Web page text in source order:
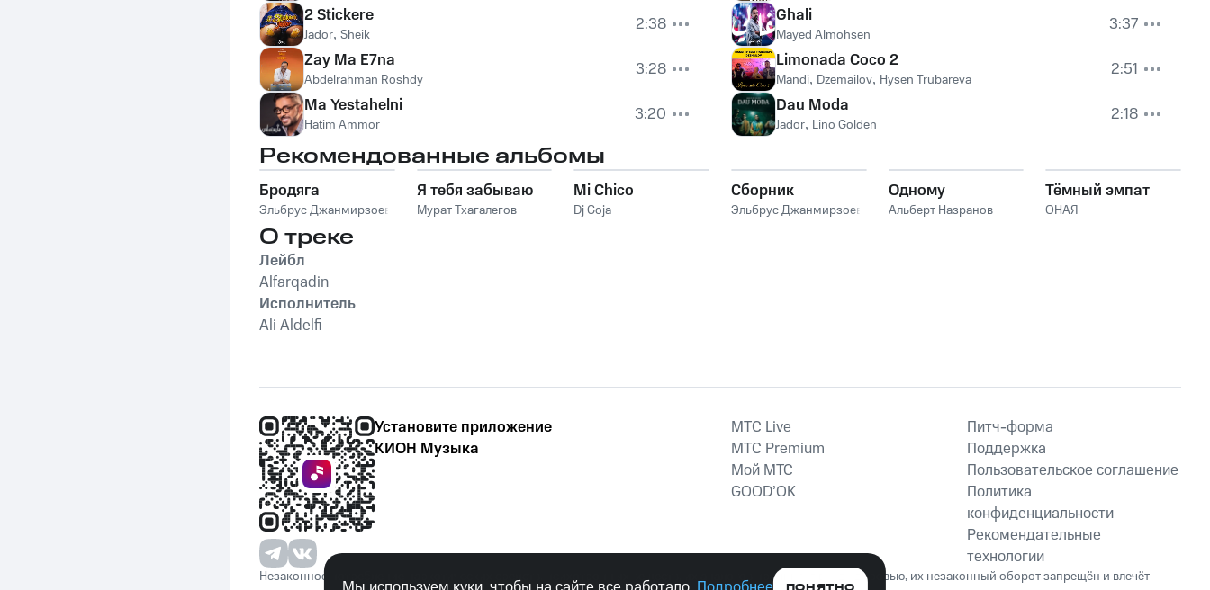
2 Stickere
Jador, Sheik
2:38
Zay Ma E7na
Abdelrahman Roshdy
3:28
Ma Yestahelni
Hatim Ammor 3:20
Ghali
Mayed Almohsen
3:37
Limonada Coco 2
Mandi, Dzemailov, Hysen Trubareva
2:51
Dau Moda
Jador, Lino Golden 2:18
Рекомендованные альбомы
Бродяга
Эльбрус Джанмирзоев
Я тебя забываю
Мурат Тхагалегов
Mi Chico
Dj Goja
Сборник
Эльбрус Джанмирзоев
Одному
Альберт Назранов
Тёмный эмпат
ОНАЯ
О треке
Лейбл
Alfarqadin
Исполнитель
Ali Aldelfi
Установите приложение
КИОН Музыка
MTС Live
MTС Premium
Мой МТС
GOOD’OK
Питч-форма
Поддержка
Пользовательское соглашение
Политика
конфиденциальности
Рекомендательные
технологии
Незаконное потребление наркотических средств, психотропных веществ, их аналогов причиняет вред здоровью, их незаконный оборот запрещён и влечёт